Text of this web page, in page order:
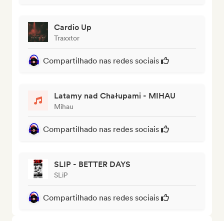
Cardio Up
Traxxtor
Compartilhado nas redes sociais
Latamy nad Chałupami - MIHAU
Mihau
Compartilhado nas redes sociais
SLIP - BETTER DAYS
SLiP
Compartilhado nas redes sociais